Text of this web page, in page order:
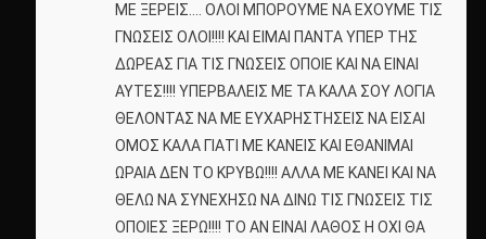
ΜΕ ΞΕΡΕΙΣ…. ΟΛΟΙ ΜΠΟΡΟΥΜΕ ΝΑ ΕΧΟΥΜΕ ΤΙΣ
ΓΝΩΣΕΙΣ ΟΛΟΙ!!!! ΚΑΙ ΕΙΜΑΙ ΠΑΝΤΑ ΥΠΕΡ ΤΗΣ
ΔΩΡΕΑΣ ΓΙΑ ΤΙΣ ΓΝΩΣΕΙΣ ΟΠΟΙΕ ΚΑΙ ΝΑ ΕΙΝΑΙ
ΑΥΤΕΣ!!!! ΥΠΕΡΒΑΛΕΙΣ ΜΕ ΤΑ ΚΑΛΑ ΣΟΥ ΛΟΓΙΑ
ΘΕΛΟΝΤΑΣ ΝΑ ΜΕ ΕΥΧΑΡΗΣΤΗΣΕΙΣ ΝΑ ΕΙΣΑΙ
ΟΜΟΣ ΚΑΛΑ ΓΙΑΤΙ ΜΕ ΚΑΝΕΙΣ ΚΑΙ ΕΘΑΝΙΜΑΙ
ΩΡΑΙΑ ΔΕΝ ΤΟ ΚΡΥΒΩ!!!! ΑΛΛΑ ΜΕ ΚΑΝΕΙ ΚΑΙ ΝΑ
ΘΕΛΩ ΝΑ ΣΥΝΕΧΗΣΩ ΝΑ ΔΙΝΩ ΤΙΣ ΓΝΩΣΕΙΣ ΤΙΣ
ΟΠΟΙΕΣ ΞΕΡΩ!!!! ΤΟ ΑΝ ΕΙΝΑΙ ΛΑΘΟΣ Η ΟΧΙ ΘΑ